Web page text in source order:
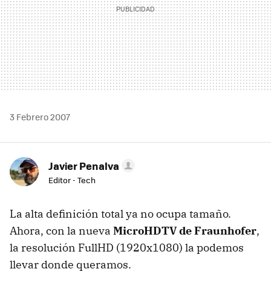
3 Febrero 2007
Javier Penalva
Editor - Tech
La alta definición total ya no ocupa tamaño.
Ahora, con la nueva MicroHDTV de Fraunhofer,
la resolución FullHD (1920x1080) la podemos
llevar donde queramos.